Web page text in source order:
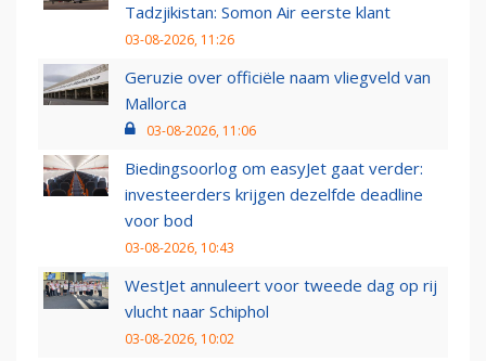
Tadzjikistan: Somon Air eerste klant
03-08-2026, 11:26
Geruzie over officiële naam vliegveld van
Mallorca
03-08-2026, 11:06
Biedingsoorlog om easyJet gaat verder:
investeerders krijgen dezelfde deadline
voor bod
03-08-2026, 10:43
WestJet annuleert voor tweede dag op rij
vlucht naar Schiphol
03-08-2026, 10:02